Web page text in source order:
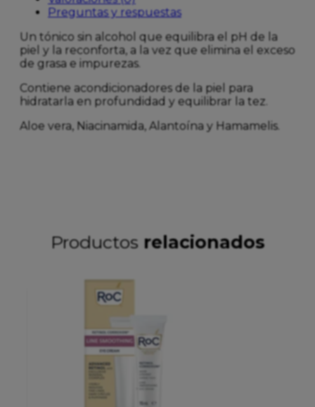
Preguntas y respuestas
Un tónico sin alcohol que equilibra el pH de la
piel y la reconforta, a la vez que elimina el exceso
de grasa e impurezas.
Contiene acondicionadores de la piel para
hidratarla en profundidad y equilibrar la tez.
Aloe vera, Niacinamida, Alantoína y Hamamelis.
Productos relacionados